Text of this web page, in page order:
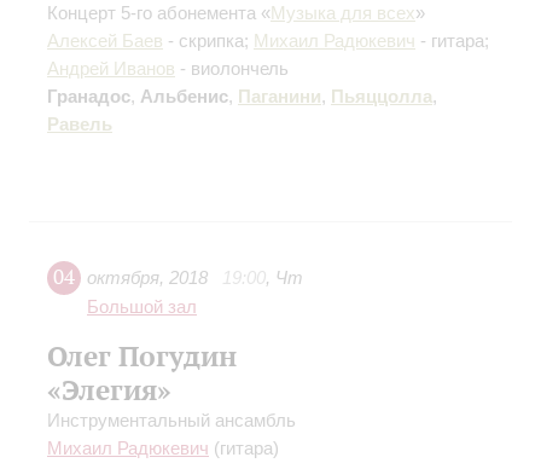
Концерт 5-го абонемента «Музыка для всех»
Алексей Баев - скрипка; Михаил Радюкевич - гитара;
Андрей Иванов - виолончель
Гранадос, Альбенис, Паганини, Пьяццолла,
Равель
04 октября, 2018 19:00, Чт
Большой зал
Олег Погудин
«Элегия»
Инструментальный ансамбль
Михаил Радюкевич (гитара)